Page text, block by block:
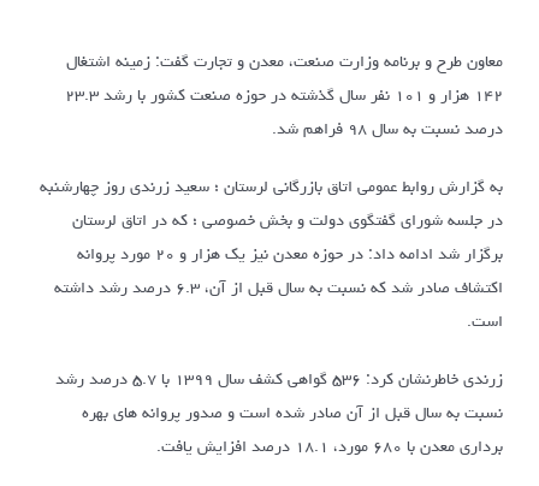
معاون طرح و برنامه وزارت صنعت، معدن و تجارت گفت: زمینه اشتغال
۱۴۲ هزار و ۱۰۱ نفر سال گذشته در حوزه صنعت کشور با رشد ۲۳.۳
درصد نسبت به سال ۹۸ فراهم شد.
به گزارش روابط عمومی اتاق بازرگانی لرستان ؛ سعید زرندی روز چهارشنبه
در جلسه شورای گفتگوی دولت و بخش خصوصی ؛ که در اتاق لرستان
برگزار شد ادامه داد: در حوزه معدن نیز یک هزار و ۲۰ مورد پروانه
اکتشاف صادر شد که نسبت به سال قبل از آن، ۶.۳ درصد رشد داشته
است.
زرندی خاطرنشان کرد: ۵۳۶ گواهی کشف سال ۱۳۹۹ با ۵.۷ درصد رشد
نسبت به سال قبل از آن صادر شده است و صدور پروانه های بهره
برداری معدن با ۶۸۰ مورد، ۱۸.۱ درصد افزایش یافت.